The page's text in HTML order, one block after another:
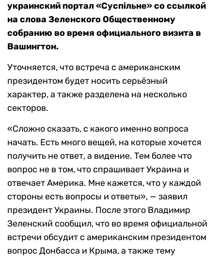
украинский портал «Суспільне» со ссылкой
на слова Зеленского Общественному
собранию во время официального визита в
Вашингтон.
Уточняется, что встреча с американским
президентом будет носить серьёзный
характер, а также разделена на несколько
секторов.
«Сложно сказать, с какого именно вопроса
начать. Есть много вещей, на которые хочется
получить не ответ, а видение. Тем более что
вопрос не в том, что спрашивает Украина и
отвечает Америка. Мне кажется, что у каждой
стороны есть вопросы и ответы», — заявил
президент Украины. После этого Владимир
Зеленский сообщил, что во время официальной
встречи обсудит с американским президентом
вопрос Донбасса и Крыма, а также тему